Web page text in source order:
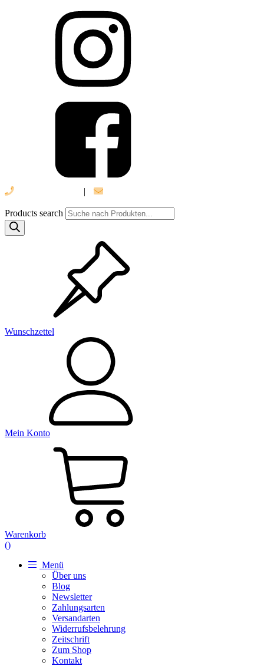
|
Products search
Wunschzettel
Mein Konto
Warenkorb
()
Menü
Über uns
Blog
Newsletter
Zahlungsarten
Versandarten
Widerrufsbelehrung
Zeitschrift
Zum Shop
Kontakt